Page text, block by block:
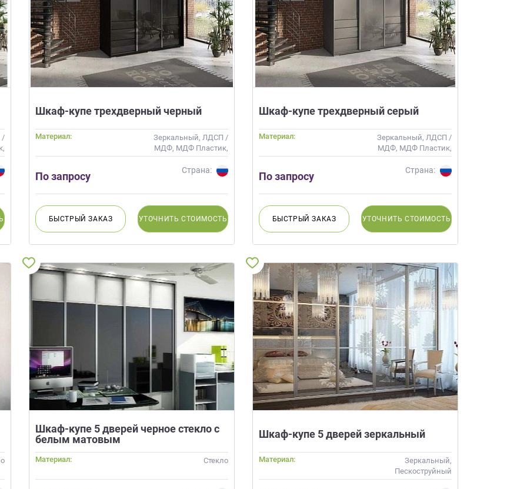
/
Шкаф-купе трехдверный черный
Материал:
Зеркальный, ЛДСП /
МДФ, МДФ Пластик,
МДФ Эмаль, Стекло,
Шпон
По запросу Страна:
БЫСТРЫЙЗАКАЗ УТОЧНИТЬ СТОИМОСТЬ
Шкаф-купе трехдверный серый
Материал:
Зеркальный, ЛДСП /
МДФ, МДФ Пластик,
МДФ Эмаль, Стекло,
Шпон
По запросу Страна:
БЫСТРЫЙЗАКАЗ УТОЧНИТЬ СТОИМОСТЬ
Шкаф-купе 5 дверей черное стекло с
белым матовым
Материал: Стекло
Шкаф-купе 5 дверей зеркальный
Материал:
Зеркальный,
Пескоструйный